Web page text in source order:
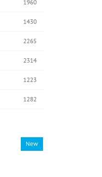
1960
1430
2265
2314
1223
1282
New